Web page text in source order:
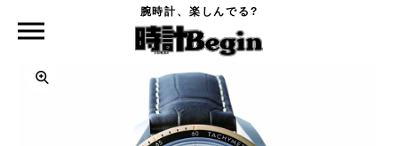
腕時計、楽しんでる?
スピードマスター 38mm